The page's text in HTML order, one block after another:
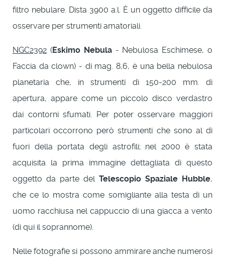
filtro nebulare. Dista 3900 a.l. È un oggetto difficile da
osservare per strumenti amatoriali.
NGC2392 (Eskimo Nebula- Nebulosa Eschimese, o
Faccia da clown) - di mag. 8,6, è una bella nebulosa
planetaria che, in strumenti di 150-200 mm. di
apertura, appare come un piccolo disco verdastro
dai contorni sfumati. Per poter osservare maggiori
particolari occorrono però strumenti che sono al di
fuori della portata degli astrofili; nel 2000 è stata
acquisita la prima immagine dettagliata di questo
oggetto da parte del Telescopio Spaziale Hubble,
che ce lo mostra come somigliante alla testa di un
uomo racchiusa nel cappuccio di una giacca a vento
(di qui il soprannome).
Nelle fotografie si possono ammirare anche numerosi